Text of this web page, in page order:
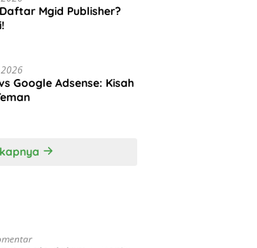
Mgid Publisher?
Google Adsense: Kisah